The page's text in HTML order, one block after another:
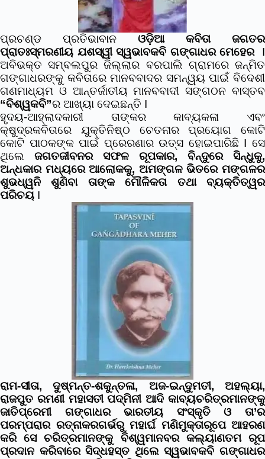
ପ୍ରଚଣ୍ଡ ପ୍ରତିଭାବାନ ଓଡ଼ିଆ କବିତା ଜଗତର
ପ୍ରାତଃସ୍ମରଣୀୟ ଯଶସ୍ୱୀ ସ୍ୱଭାବକବି ଗଙ୍ଗାଧର ମେହେର
I
ଅବିଭକ୍ତ ସମ୍ବଲପୁର ଜିଲ୍ଲାର ବରପାଲି ଗ୍ରାମରେ ଜନ୍ମିତ
ଗଙ୍ଗାଧରଙ୍କୁ କବିତାରେ ମାନବବାଦର ସମନ୍ୱୟ ପାଇଁ ବିଦେଶୀ
ଗଣମାଧ୍ୟମ ଓ ଆନ୍ତର୍ଜାତୀୟ ମାନବବାଦୀ ସଙ୍ଗଠନ ବାସ୍ତବ
“ବିଶ୍ୱକବି”ର ଆଖ୍ୟା ଦେଇଛନ୍ତି I
ହୃଦୟ-ଆହ୍ଲାଦକାରୀ ତାଙ୍କର କାବ୍ୟକଳା ଏବଂ
କ୍ଷୁଦ୍ରକବିତାରେ ଯୁକ୍ତିନିଷ୍ଠ ଚେତନାର ପ୍ରୟୋଗ କୋଟି
କୋଟି ପାଠକଙ୍କ ପାଇଁ ପ୍ରେରଣାର ଉତ୍ସ ହୋଇପାରିଛି I ସେ
ଥିଲେ ଜଗତଜୀବନର ସଫଳ ରୂପକାର, ବିନ୍ଦୁରେ ସିନ୍ଧୁକୁ,
ଅନ୍ଧକାର ମଧ୍ୟରେ ଆଲୋକକୁ, ଅମଙ୍ଗଳ ଭିତରେ ମଙ୍ଗଳର
ଶୁଭଧ୍ୱନି ଶୁଣିବା ତାଙ୍କ ମୌଳିକତା ତଥା ବ୍ୟକ୍ତିତ୍ୱର
ପରିଚୟ I
ରାମ-ସୀତା, ଦୁଷ୍ମନ୍ତ-ଶକୁନ୍ତଳା, ଅଜ-ଇନ୍ଦୁମତୀ, ଅହଲ୍ୟା,
ରାଜପୁତ ରମଣୀ ମହାସତୀ ପଦ୍ମିନୀ ଆଦି କାବ୍ୟଚରିତ୍ରମାନଙ୍କୁ
ଜାତିପ୍ରେମୀ ଗଙ୍ଗାଧର ଭାରତୀୟ ସଂସ୍କୃତି ଓ ତା’ର
ପରମ୍ପରାର ରତ୍ନାକରଗର୍ଭରୁ ମହାର୍ଘ ମଣିମୁକ୍ତାରୂପେ ଆହରଣ
କରି ସେ ଚରିତ୍ରମାନଙ୍କୁ ବିଶ୍ୱମାନବର କଲ୍ୟାଣତମ ରୂପ
ପ୍ରଦାନ କରିବାରେ ସିଦ୍ଧହସ୍ତ ଥିଲେ ସ୍ୱଭାବକବି ଗଙ୍ଗାଧର